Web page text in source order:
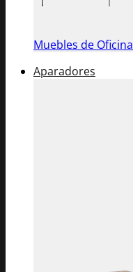
Muebles de Oficina
Aparadores